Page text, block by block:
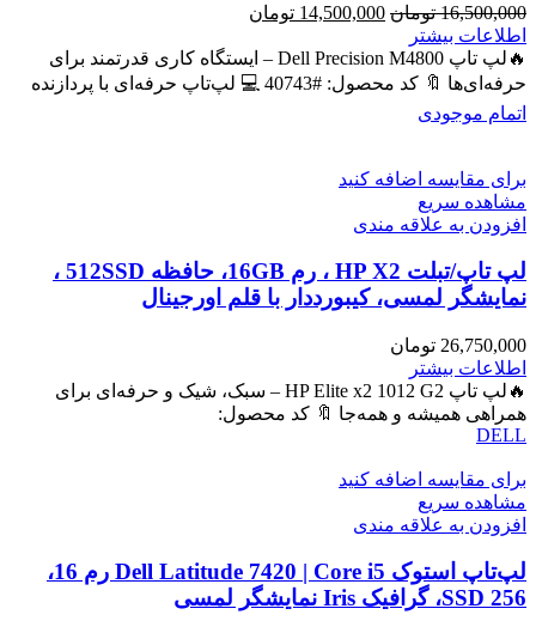
16,500,000 تومان قیمت
16,500,000 تومان
بود.
14,500,000 تومان
14,500,000 تومان
است.
اطلاعات بیشتر
🔥لپ تاپ Dell Precision M4800 – ایستگاه کاری قدرتمند برای
حرفه‌ای‌ها 🔖 کد محصول: #40743 💻 لپ‌تاپ حرفه‌ای با پردازنده
اتمام موجودی
برای مقایسه اضافه کنید
مشاهده سریع
افزودن به علاقه مندی
لپ تاپ/تبلت HP X2 ، رم 16GB، حافظه 512SSD ،
نمایشگر لمسی، کیبورددار با قلم اورجینال
26,750,000 تومان
اطلاعات بیشتر
🔥لپ تاپ HP Elite x2 1012 G2 – سبک، شیک و حرفه‌ای برای
همراهی همیشه و همه‌جا 🔖 کد محصول:
DELL
برای مقایسه اضافه کنید
مشاهده سریع
افزودن به علاقه مندی
لپ‌تاپ استوک Dell Latitude 7420 | Core i5 رم 16،
SSD 256، گرافیک Iris نمایشگر لمسی